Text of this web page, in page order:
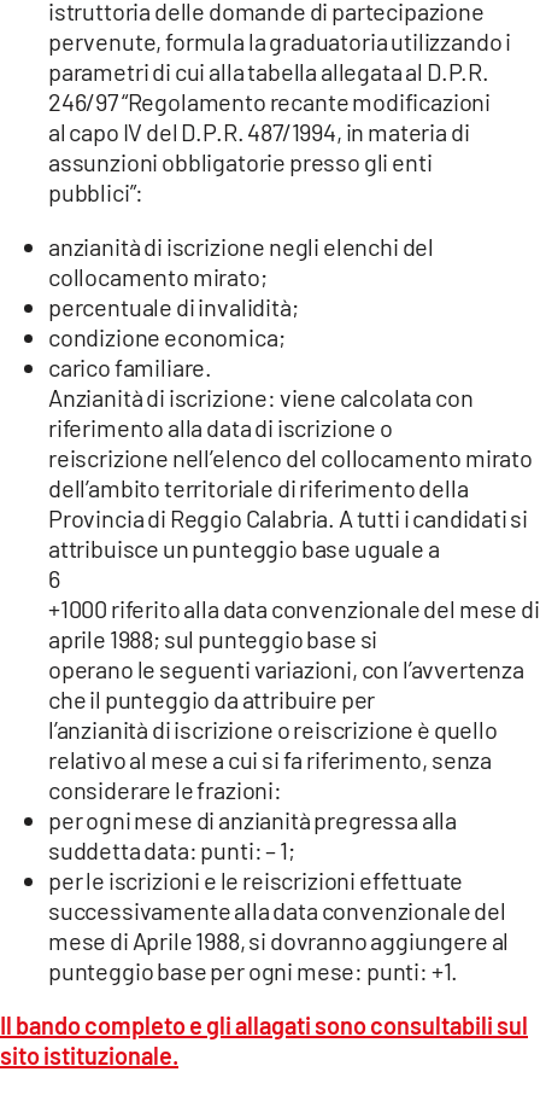
istruttoria delle domande di partecipazione
pervenute, formula la graduatoria utilizzando i
parametri di cui alla tabella allegata al D.P.R.
246/97 “Regolamento recante modificazioni
al capo IV del D.P.R. 487/1994, in materia di
assunzioni obbligatorie presso gli enti
pubblici”:
anzianità di iscrizione negli elenchi del
collocamento mirato;
percentuale di invalidità;
condizione economica;
carico familiare.
Anzianità di iscrizione: viene calcolata con
riferimento alla data di iscrizione o
reiscrizione nell’elenco del collocamento mirato
dell’ambito territoriale di riferimento della
Provincia di Reggio Calabria. A tutti i candidati si
attribuisce un punteggio base uguale a
6
+1000 riferito alla data convenzionale del mese di
aprile 1988; sul punteggio base si
operano le seguenti variazioni, con l’avvertenza
che il punteggio da attribuire per
l’anzianità di iscrizione o reiscrizione è quello
relativo al mese a cui si fa riferimento, senza
considerare le frazioni:
per ogni mese di anzianità pregressa alla
suddetta data: punti: – 1;
per le iscrizioni e le reiscrizioni effettuate
successivamente alla data convenzionale del
mese di Aprile 1988, si dovranno aggiungere al
punteggio base per ogni mese: punti: +1.
Il bando completo e gli allagati sono consultabili sul
sito istituzionale.